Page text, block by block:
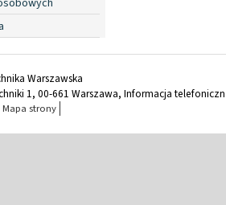
Warszawska
1, 00-661 Warszawa, Informacja
Mapa strony